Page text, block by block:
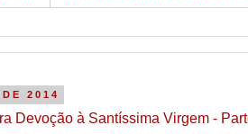
2014
Devoção à Santíssima Virgem -